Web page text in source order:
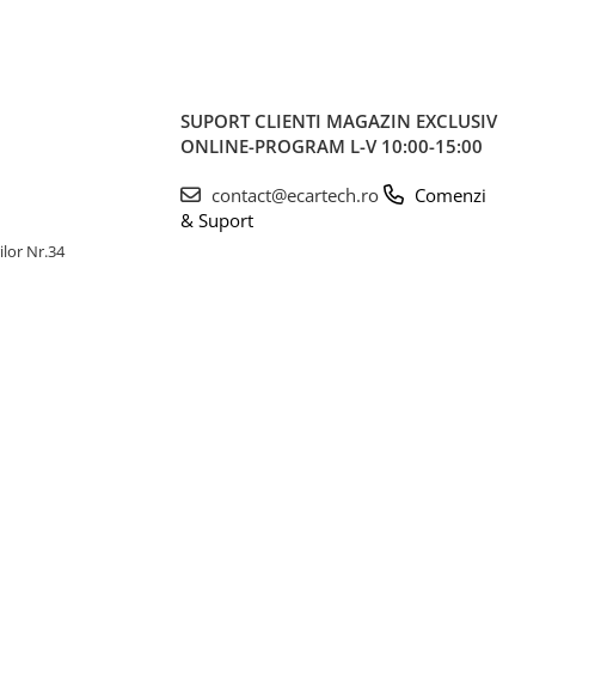
Nr.34
SUPORT CLIENTI MAGAZIN EXCLUSIV
ONLINE-PROGRAM L-V 10:00-15:00
contact@ecartech.ro
Comenzi
& Suport